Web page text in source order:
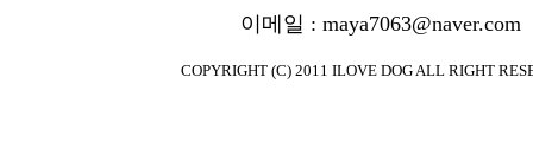
이메일 : maya7063@naver.com
COPYRIGHT (C) 2011 ILOVE DOG ALL RIGHT